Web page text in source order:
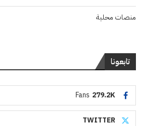
منصات محلية
تابعونا
279.2K
Fans
TWITTER